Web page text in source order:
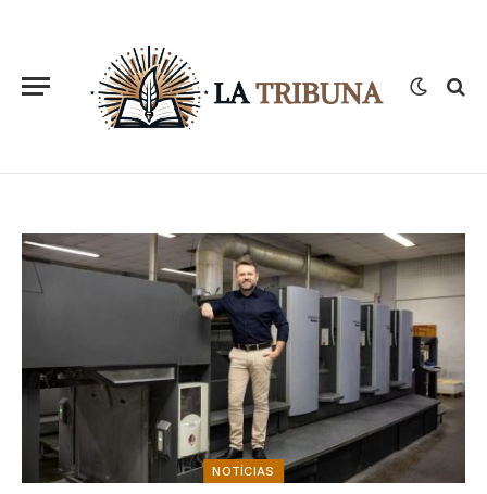
NOTÍCIAS